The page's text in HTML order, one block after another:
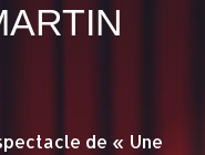
de « Une